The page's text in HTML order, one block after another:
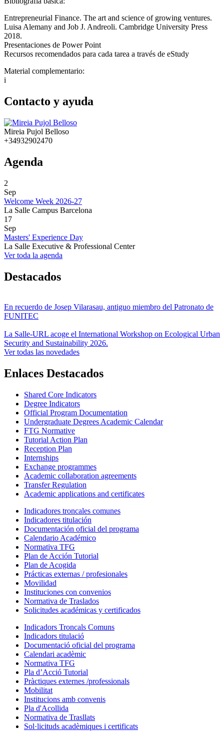
Entrepreneurial Finance. The art and science of growing ventures.
Luisa Alemany and Job J. Andreoli. Cambridge University Press
2018.
Presentaciones de Power Point
Recursos recomendados para cada tarea a través de eStudy
Material complementario:
i
Contacto y ayuda
Mireia Pujol Belloso
+34932902470
Agenda
2
Sep
Welcome Week 2026-27
La Salle Campus Barcelona
17
Sep
Masters' Experience Day
La Salle Executive & Professional Center
Ver toda la agenda
Destacados
En recuerdo de Josep Vilarasau, antiguo miembro del Patronato de
FUNITEC
La Salle-URL acoge el International Workshop on Ecological Urban
Security and Sustainability 2026.
Ver todas las novedades
Enlaces Destacados
Shared Core Indicators
Degree Indicators
Official Program Documentation
Undergraduate Degrees Academic Calendar
FTG Normative
Tutorial Action Plan
Reception Plan
Internships
Exchange programmes
Academic collaboration agreements
Transfer Regulation
Academic applications and certificates
Indicadores troncales comunes
Indicadores titulación
Documentación oficial del programa
Calendario Académico
Normativa TFG
Plan de Acción Tutorial
Plan de Acogida
Prácticas externas / profesionales
Movilidad
Instituciones con convenios
Normativa de Traslados
Solicitudes académicas y certificados
Indicadors Troncals Comuns
Indicadors titulació
Documentació oficial del programa
Calendari acadèmic
Normativa TFG
Pla d’Acció Tutorial
Pràctiques externes /professionals
Mobilitat
Institucions amb convenis
Pla d'Acollida
Normativa de Trasllats
Sol·licituds acadèmiques i certificats